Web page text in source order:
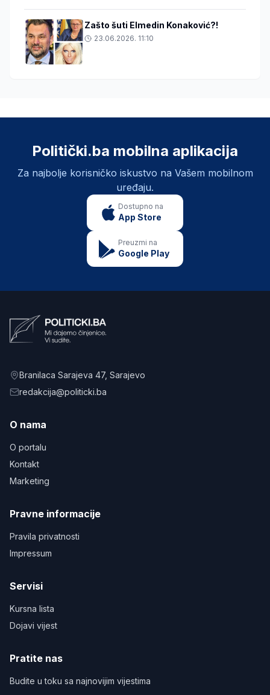
Zašto šuti Elmedin Konaković?!
23.06.2026. 11:10
Politički.ba mobilna aplikacija
Za najbolje korisničko iskustvo na Vašem mobilnom
uređaju.
Dostupno na
App Store
Preuzmi na
Google Play
Branilaca Sarajeva 47, Sarajevo
redakcija@politicki.ba
O nama
O portalu
Kontakt
Marketing
Pravne informacije
Pravila privatnosti
Impressum
Servisi
Kursna lista
Dojavi vijest
Pratite nas
Budite u toku sa najnovijim vijestima